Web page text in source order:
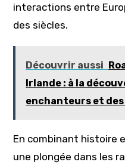
interactions entre
des siècles.
Découvrir aussi
Irlande : à la
enchanteurs et
En combinant histoire
une plongée dans les